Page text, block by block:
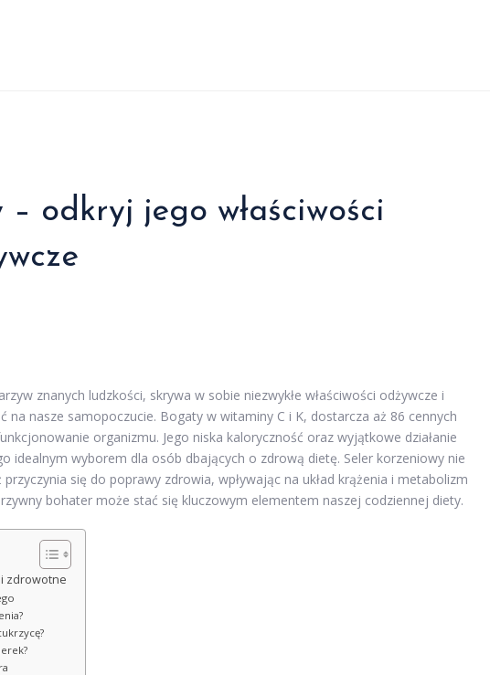
odkryj jego właściwości
znanych ludzkości, skrywa w sobie niezwykłe właściwości odżywcze i
na nasze samopoczucie. Bogaty w witaminy C i K, dostarcza aż 86 cennych
organizmu. Jego niska kaloryczność oraz wyjątkowe działanie
idealnym wyborem dla osób dbających o zdrową dietę. Seler korzeniowy nie
się do poprawy zdrowia, wpływając na układ krążenia i metabolizm
bohater może stać się kluczowym elementem naszej codziennej diety.
i zdrowotne